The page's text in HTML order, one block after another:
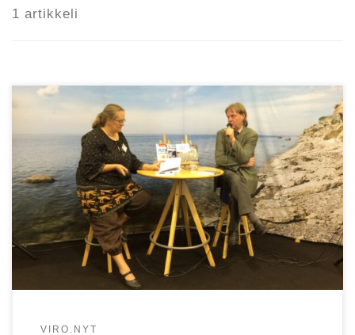
1 artikkeli
Useiden tänä syksynä ilmestyneiden ja ilmestyvien Viro-
kirjojen taustalla on Hannu Oittinen – joko kääntäjän tai
kirjailijan roolissa.
VIRO.NYT